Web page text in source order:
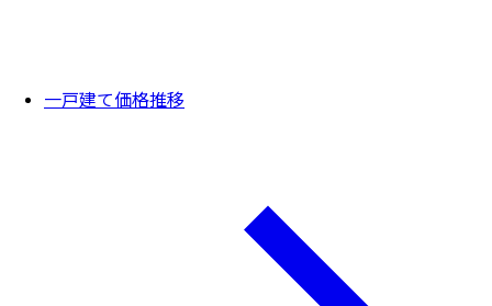
一戸建て価格推移